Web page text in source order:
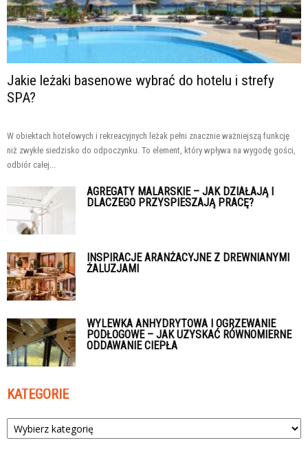
Jakie leżaki basenowe wybrać do hotelu i strefy
SPA?
W obiektach hotelowych i rekreacyjnych leżak pełni znacznie ważniejszą funkcję
niż zwykłe siedzisko do odpoczynku. To element, który wpływa na wygodę gości,
odbiór całej...
AGREGATY MALARSKIE – JAK DZIAŁAJĄ I
DLACZEGO PRZYSPIESZAJĄ PRACĘ?
INSPIRACJE ARANŻACYJNE Z DREWNIANYMI
ŻALUZJAMI
WYLEWKA ANHYDRYTOWA I OGRZEWANIE
PODŁOGOWE – JAK UZYSKAĆ RÓWNOMIERNE
ODDAWANIE CIEPŁA
KATEGORIE
Kategorie